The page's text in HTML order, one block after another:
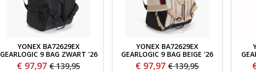
YONEX BA72629EX
GEARLOGIC 9 BAG ZWART '26
€ 97,97 € 139,95
YONEX BA72629EX
GEARLOGIC 9 BAG BEIGE '26
€ 97,97 € 139,95